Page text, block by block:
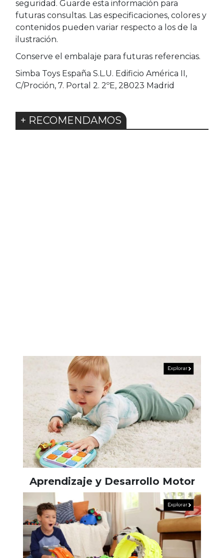
seguridad. Guarde esta información para
futuras consultas. Las especificaciones, colores y
contenidos pueden variar respecto a los de la
ilustración.
Conserve el embalaje para futuras referencias.
Simba Toys España S.L.U. Edificio América II,
C/Proción, 7. Portal 2. 2ºE, 28023 Madrid
+ RECOMENDAMOS
Aprendizaje y Desarrollo Motor